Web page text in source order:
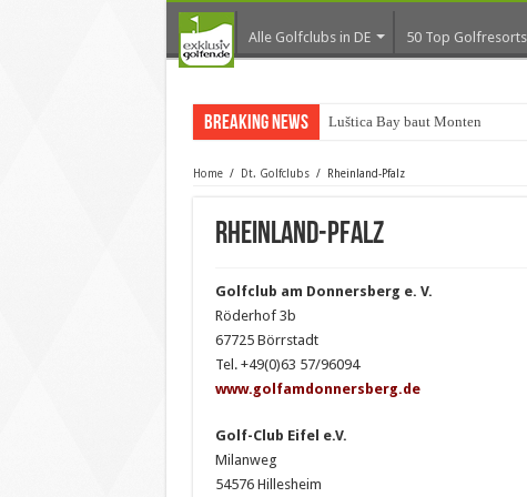
Alle Golfclubs in DE 50 Top
Breaking News Luštica Bay baut Montenegros er
Home / Dt. Golfclubs / Rheinland-Pfalz
Rheinland-Pfalz
Golfclub am Donnersberg e. V.
Röderhof 3b
67725 Börrstadt
Tel. +49(0)63 57/96094
www.golfamdonnersberg.de
Golf-Club Eifel e.V.
Milanweg
54576 Hillesheim